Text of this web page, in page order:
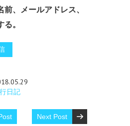
前、メールアドレス、
。
日記
Next Post